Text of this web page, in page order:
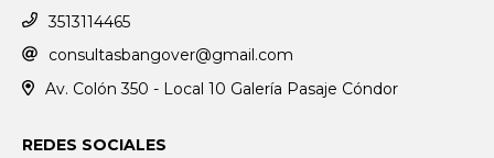
3513114465
consultasbangover@gmail.com
Av. Colón 350 - Local 10 Galería Pasaje Cóndor
REDES SOCIALES